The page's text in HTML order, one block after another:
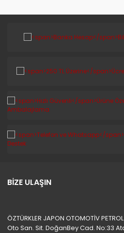
BİZE ULAŞIN
ÖZTÜRKLER JAPON OTOMOTİV
Oto San. Sit. DoğanBey Cad. No:33